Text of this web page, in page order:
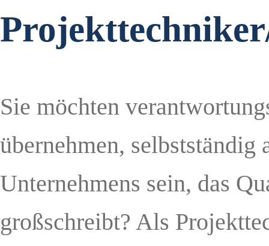
Sie möchten
übernehmen, selbstständig
Unternehmens sein, das
großschreibt? Als